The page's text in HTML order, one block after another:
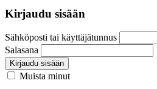
Kirjaudu sisään
Sähköposti tai käyttäjätunnus
Salasana
Kirjaudu sisään
Muista minut